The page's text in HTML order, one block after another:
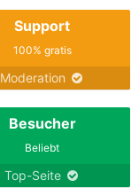
Support
100% gratis
Moderation
Besucher
Beliebt
Top-Seite